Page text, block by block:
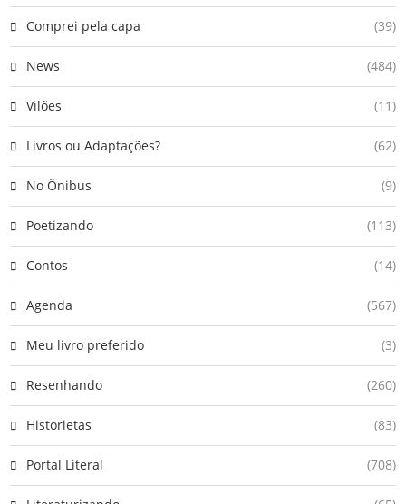
Comprei pela capa (39)
News (484)
Vilões (11)
Livros ou Adaptações? (62)
No Ônibus (9)
Poetizando (113)
Contos (14)
Agenda (567)
Meu livro preferido (3)
Resenhando (260)
Historietas (83)
Portal Literal (708)